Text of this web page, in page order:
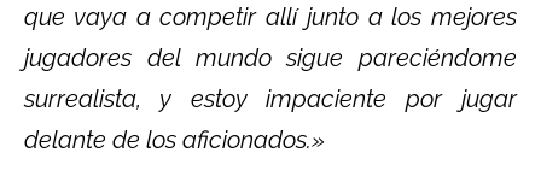
que vaya a competir allí junto a los mejores
jugadores del mundo sigue pareciéndome
surrealista, y estoy impaciente por jugar
delante de los aficionados.»